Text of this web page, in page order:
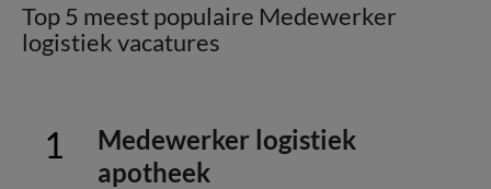
Top 5 meest populaire Medewerker
logistiek vacatures
Medewerker logistiek
apotheek